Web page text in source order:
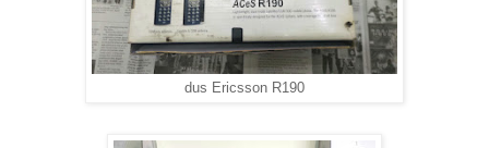
dus Ericsson R190